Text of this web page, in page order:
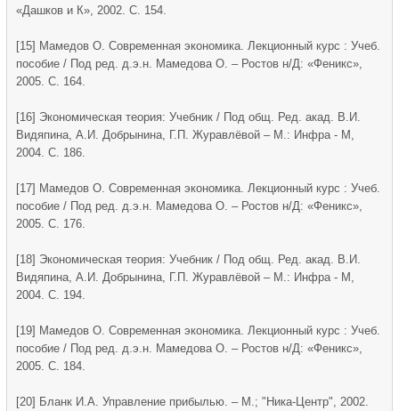
«Дашков и К», 2002. С. 154.
[15] Мамедов О. Современная экономика. Лекционный курс : Учеб.
пособие / Под ред. д.э.н. Мамедова О. – Ростов н/Д: «Феникс»,
2005. С. 164.
[16] Экономическая теория: Учебник / Под общ. Ред. акад. В.И.
Видяпина, А.И. Добрынина, Г.П. Журавлёвой – М.: Инфра - М,
2004. С. 186.
[17] Мамедов О. Современная экономика. Лекционный курс : Учеб.
пособие / Под ред. д.э.н. Мамедова О. – Ростов н/Д: «Феникс»,
2005. С. 176.
[18] Экономическая теория: Учебник / Под общ. Ред. акад. В.И.
Видяпина, А.И. Добрынина, Г.П. Журавлёвой – М.: Инфра - М,
2004. С. 194.
[19] Мамедов О. Современная экономика. Лекционный курс : Учеб.
пособие / Под ред. д.э.н. Мамедова О. – Ростов н/Д: «Феникс»,
2005. С. 184.
[20] Бланк И.А. Управление прибылью. – М.; "Ника-Центр", 2002.